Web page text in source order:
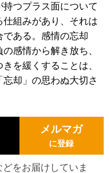
つプラス面について
組みがあり、それは
ある。感情の忘却
感情から解き放ち、
を緩くすることは、
却」の思わぬ大切さ
メルマガ
に登録
どをお届けしていま